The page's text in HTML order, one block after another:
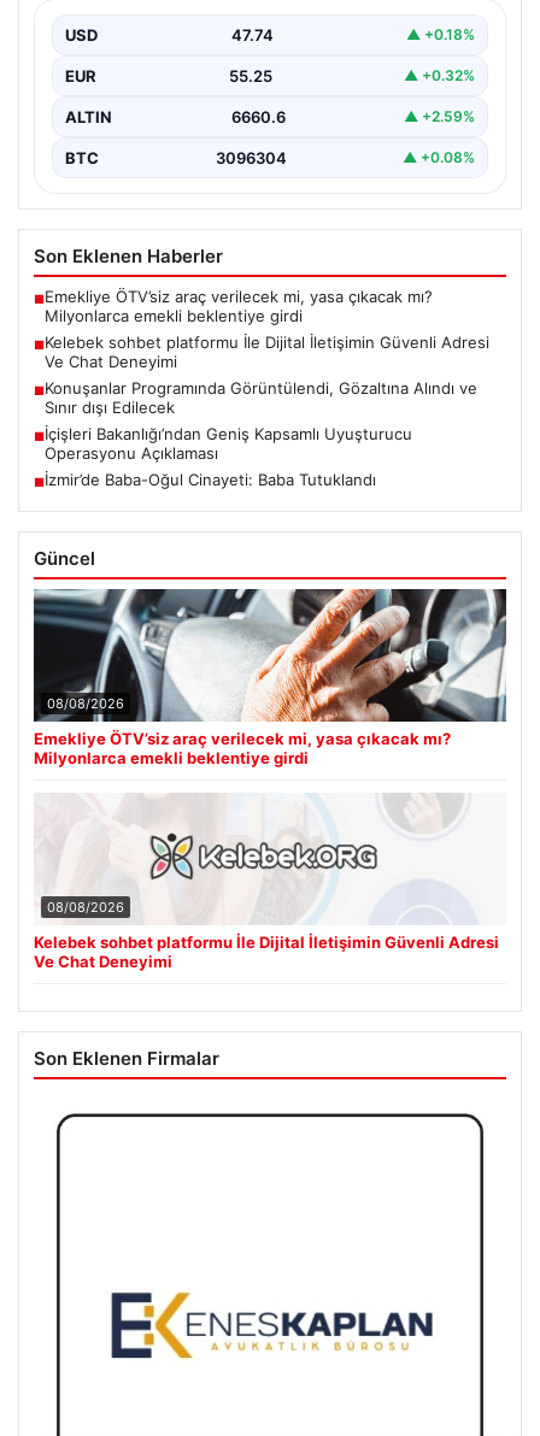
Dijital ortamında bireylerin seviyeli bir biçimde irtibat
USD 47.74 ▲ +0.18%
EUR 55.25 ▲ +0.32%
ALTIN 6660.6 ▲ +2.59%
BTC 3096304 ▲ +0.08%
Son Eklenen Haberler
■Emekliye ÖTV’siz araç verilecek mi, yasa çıkacak mı?
Milyonlarca emekli beklentiye girdi
■Kelebek sohbet platformu İle Dijital İletişimin Güvenli Adresi
Ve Chat Deneyimi
■Konuşanlar Programında Görüntülendi, Gözaltına Alındı ve
Sınır dışı Edilecek
■İçişleri Bakanlığı’ndan Geniş Kapsamlı Uyuşturucu
Operasyonu Açıklaması
■İzmir’de Baba-Oğul Cinayeti: Baba Tutuklandı
Güncel
08/08/2026
Emekliye ÖTV’siz araç verilecek mi, yasa çıkacak mı?
Milyonlarca emekli beklentiye girdi
08/08/2026
Kelebek sohbet platformu İle Dijital İletişimin Güvenli Adresi
Ve Chat Deneyimi
Son Eklenen Firmalar